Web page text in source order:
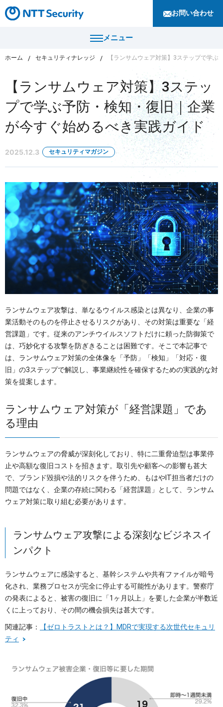
お問い合わせ
メニュー
製品・サービス
セキュリティコンサルティング・教育・相談
セキュリティ管理
セキュリティ監視・検知
セキュリティインシデント対応・調査
OTセキュリティ
サプライチェーンセキュリティ
IoTプロダクトセキュリティ
課題から探す
導入事例
セキュリティナレッジ
ニュース
企業情報
採用情報
カタログダウンロード
ホーム セキュリティナレッジ 【ランサムウェア対策】3ステップで学
【ランサムウェア対策】3ステッ
プで学ぶ予防・検知・復旧｜企業
が今すぐ始めるべき実践ガイド
2025.12.3 セキュリティマガジン
ランサムウェア攻撃は、単なるウイルス感染とは異なり、企業の事
業活動そのものを停止させるリスクがあり、その対策は重要な「経
営課題」です。従来のアンチウイルスソフトだけに頼った防御策で
は、巧妙化する攻撃を防ぎきることは困難です。そこで本記事で
は、ランサムウェア対策の全体像を「予防」「検知」「対応・復
旧」の3ステップで解説し、事業継続性を確保するための実践的な対
策を提案します。
ランサムウェア対策が「経営課題」であ
る理由
ランサムウェアの脅威が深刻化しており、特に二重脅迫型は事業停
止や高額な復旧コストを招きます。取引先や顧客への影響も甚大
で、ブランド毀損や法的リスクを伴うため、もはやIT担当者だけの
問題ではなく、企業の存続に関わる「経営課題」として、ランサム
ウェア対策に取り組む必要があります。
ランサムウェア攻撃による深刻なビジネスイ
ンパクト
ランサムウェアに感染すると、基幹システムや共有ファイルが暗号
化され、業務プロセスが完全に停止する可能性があります。警察庁
の発表によると、被害の復旧に「1ヶ月以上」を要した企業が半数近
くに上っており、その間の機会損失は甚大です。
関連記事：
【ゼロトラストとは？】MDRで実現する次世代セキュリ
ティ